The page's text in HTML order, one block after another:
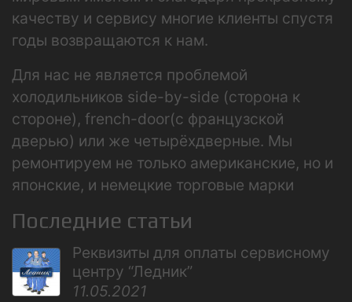
качеству и сервису многие клиенты спустя
годы возвращаются к нам.
Для нас не является проблемой
холодильников side-by-side (сторона к
стороне), french-door(с французской
дверью) или же четырёхдверные. Мы
ремонтируем не только американские, но и
японские, и немецкие торговые марки
Последние статьи
Реквизиты для оплаты сервисному
центру “Ледник”
11.05.2021